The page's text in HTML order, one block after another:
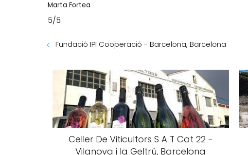
Marta Fortea
5/5
Fundació IPI Cooperació - Barcelona, Barcelona
Celler De Viticultors S A T Cat 22 -
Vilanova i la Geltrú, Barcelona